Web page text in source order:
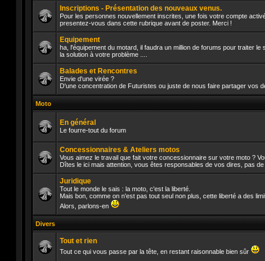
Aucun
message
non
Inscriptions - Présentation des nouveaux venus.
Pour les personnes nouvellement inscrites, une fois votre compte
presentez-vous dans cette rubrique avant de poster. Merci !
Aucun
message
non
Equipement
ha, l'équipement du motard, il faudra un million de forums pour traiter le
la solution à votre problème ....
Aucun
message
lu
Balades et Rencontres
Envie d'une virée ?
D'une concentration de Futuristes ou juste de nous faire partager vos
Moto
message
non
En général
Le fourre-tout du forum
Aucun
message
non
Concessionnaires & Ateliers motos
Vous aimez le travail que fait votre concessionnaire sur votre moto ?
Dîtes le ici mais attention, vous êtes responsables de vos dires, pas
Aucun
lu
Juridique
Tout le monde le sais : la moto, c'est la liberté.
Mais bon, comme on n'est pas tout seul non plus, cette liberté a des
Alors, parlons-en
Divers
Tout et rien
Tout ce qui vous passe par la tête, en restant raisonnable bien sûr